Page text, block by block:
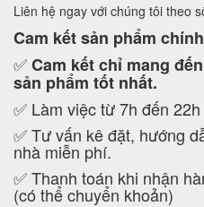
Liên hệ ngay với chúng tôi theo
Cam kếtsản phẩm
✅Cam kếtchỉ mang
sản phẩm tốt nhất.
✅ Làm việc từ 7h đến
✅ Tư vấn kê đặt, hướng
nhà miễn phí.
✅ Thanh toán khi nhận
(có thể chuyển khoản)